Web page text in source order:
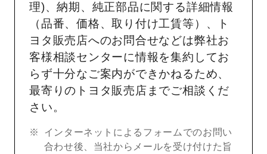
理)、納期、純正部品に関する詳細情報
（品番、価格、取り付け工賃等）、ト
ヨタ販売店へのお問合せなどは弊社お
客様相談センターに情報を集約してお
らず十分なご案内ができかねるため、
最寄りのトヨタ販売店までご相談くだ
さい。
インターネットによるフォームでのお問い
合わせ後、当社からメールを受け付けた旨